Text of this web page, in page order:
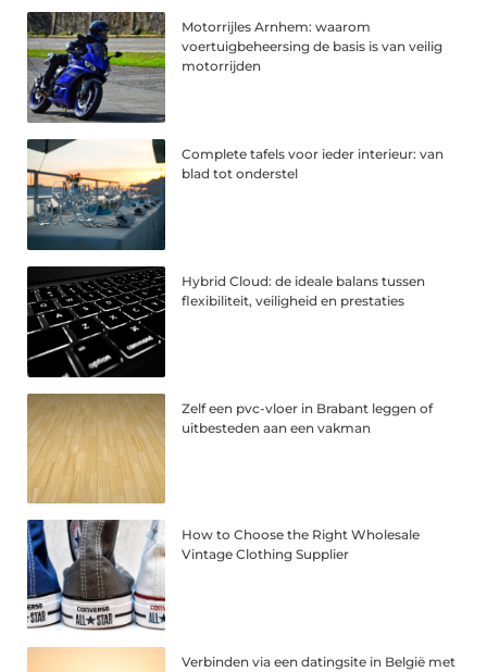
Motorrijles Arnhem: waarom
voertuigbeheersing de basis is van veilig
motorrijden
Complete tafels voor ieder interieur: van
blad tot onderstel
Hybrid Cloud: de ideale balans tussen
flexibiliteit, veiligheid en prestaties
Zelf een pvc-vloer in Brabant leggen of
uitbesteden aan een vakman
How to Choose the Right Wholesale
Vintage Clothing Supplier
Verbinden via een datingsite in België met